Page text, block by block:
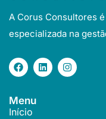
A Corus Consultores
especializada na
Menu
Início